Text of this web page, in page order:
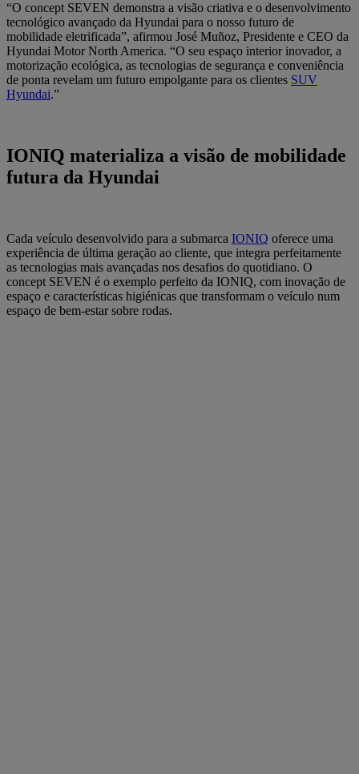
“O concept SEVEN demonstra a visão criativa e o desenvolvimento
tecnológico avançado da Hyundai para o nosso futuro de
mobilidade eletrificada”, afirmou José Muñoz, Presidente e CEO da
Hyundai Motor North America. “O seu espaço interior inovador, a
motorização ecológica, as tecnologias de segurança e conveniência
de ponta revelam um futuro empolgante para os clientes SUV
Hyundai.”
IONIQ materializa a visão de mobilidade
futura da Hyundai
Cada veículo desenvolvido para a submarca IONIQ oferece uma
experiência de última geração ao cliente, que integra perfeitamente
as tecnologias mais avançadas nos desafios do quotidiano. O
concept SEVEN é o exemplo perfeito da IONIQ, com inovação de
espaço e características higiénicas que transformam o veículo num
espaço de bem-estar sobre rodas.